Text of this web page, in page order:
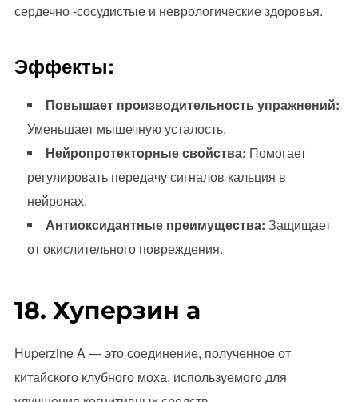
сердечно -сосудистые и неврологические здоровья.
Эффекты:
Повышает производительность упражнений:
Уменьшает мышечную усталость.
Нейропротекторные свойства: Помогает
регулировать передачу сигналов кальция в
нейронах.
Антиоксидантные преимущества: Защищает
от окислительного повреждения.
18. Хуперзин а
Huperzine A — это соединение, полученное от
китайского клубного моха, используемого для